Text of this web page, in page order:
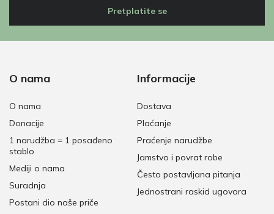
Pretplatite se
O nama
O nama
Donacije
1 narudžba = 1 posađeno
stablo
Mediji o nama
Suradnja
Postani dio naše priče
Informacije
Dostava
Plaćanje
Praćenje narudžbe
Jamstvo i povrat robe
Često postavljana pitanja
Jednostrani raskid ugovora